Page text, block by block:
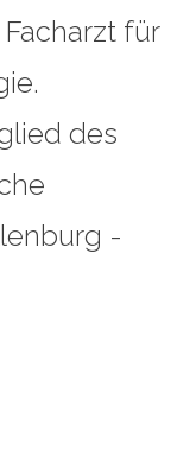
für
des
-